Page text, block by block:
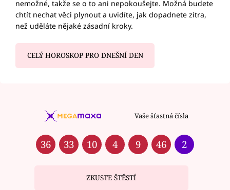
nemožné, takže se o to ani nepokoušejte. Možná budete
chtít nechat věci plynout a uvidíte, jak dopadnete zítra,
než uděláte nějaké zásadní kroky.
CELÝ HOROSKOP PRO DNEŠNÍ DEN
Vaše šťastná čísla
36 33 10 4 9 46 2
ZKUSTE ŠTĚSTÍ